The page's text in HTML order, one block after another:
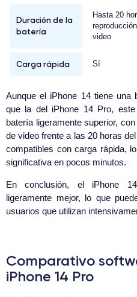
Duración de la
batería
Hasta 20
video
Carga rápida Sí
Aunque el iPhone 14 tiene una
que la del iPhone 14 Pro,
batería ligeramente superior,
de video frente a las 20 horas
compatibles con carga rápida,
significativa en pocos minutos.
En conclusión, el iPhone
ligeramente mejor, lo que
usuarios que utilizan
Comparativo
iPhone 14 Pro